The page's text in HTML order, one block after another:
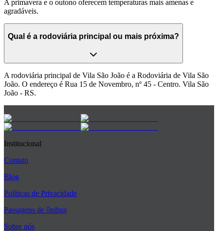
A primavera e o outono oferecem temperaturas mais amenas e
agradáveis.
Qual é a rodoviária principal ou mais próxima?
A rodoviária principal de Vila São João é a Rodoviária de Vila São
João. O endereço é Rua 15 de Novembro, nº 45 - Centro. Vila São
João - RS.
Institucional
Contato
Blog
Políticas de Privacidade
Passagens de ônibus
Sobre nós